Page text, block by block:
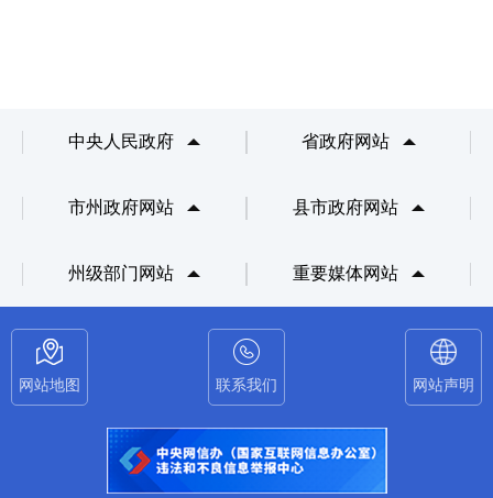
中央人民政府 省政府网站
市州政府网站 县市政府网站
州级部门网站 重要媒体网站
网站地图 联系我们 网站声明